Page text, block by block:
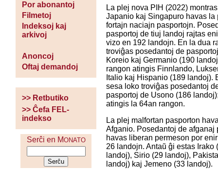
Por abonantoj
Filmetoj
Indeksoj kaj
arkivoj
Anoncoj
Oftaj demandoj
>> Retbutiko
>> Ĉefa FEL-
indekso
Serĉi en MONATO
La plej nova PIH (2022)
Japanio kaj Singapuro havas la
fortajn naciajn pasportojn.
pasportoj de tiuj landoj rajtas
vizo en 192 landojn. En la dua
troviĝas posedantoj de
Koreio kaj Germanio (190
rangon atingis Finnlando,
Italio kaj Hispanio (189 landoj).
sesa loko troviĝas posedantoj
pasportoj de Usono (186
atingis la 64an rangon.
La plej malfortan pasporton
Afganio. Posedantoj de afganaj
havas liberan permeson por
26 landojn. Antaŭ ĝi estas Irako
landoj), Sirio (29 landoj),
landoj) kaj Jemeno (33 landoj).